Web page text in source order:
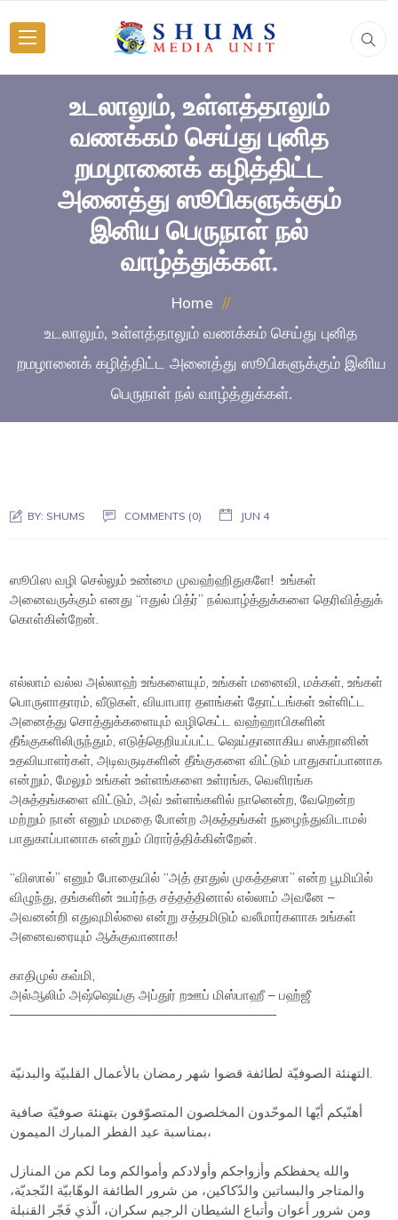
உடலாலும், உள்ளத்தாலும்
வணக்கம் செய்து புனித
றமழானைக் கழித்திட்ட
அனைத்து ஸூபிகளுக்கும்
இனிய பெருநாள் நல்
வாழ்த்துக்கள்.
Home
உடலாலும், உள்ளத்தாலும் வணக்கம் செய்து புனித
றமழானைக் கழித்திட்ட அனைத்து ஸூபிகளுக்கும் இனிய
பெருநாள் நல் வாழ்த்துக்கள்.
BY: SHUMS COMMENTS (0) JUN 4
ஸூபிஸ வழி செல்லும் உண்மை முவஹ்ஹிதுகளே! உங்கள்
அனைவருக்கும் எனது “ஈதுல் பித்ர்” நல்வாழ்த்துக்களை தெரிவித்துக்
கொள்கின்றேன்.
எல்லாம் வல்ல அல்லாஹ் உங்களையும், உங்கள் மனைவி, மக்கள், உங்கள்
பொருளாதாரம், வீடுகள், வியாபார தளங்கள் தோட்டங்கள் உள்ளிட்ட
அனைத்து சொத்துக்களையும் வழிகெட்ட வஹ்ஹாபிகளின்
தீங்குகளிலிருந்தும், எடுத்தெறியப்பட்ட ஷெய்தானாகிய ஸக்றானின்
உதவியாளர்கள், அடிவருடிகளின் தீங்குகளை விட்டும் பாதுகாப்பானாக
என்றும், மேலும் உங்கள் உள்ளங்களை உள்ரங்க, வெளிரங்க
அசுத்தங்களை விட்டும், அவ் உள்ளங்களில் நானென்ற, வேறென்ற
மற்றும் நான் எனும் மமதை போன்ற அசுத்தங்கள் நுழைந்துவிடாமல்
பாதுகாப்பானாக என்றும் பிரார்த்திக்கின்றேன்.
“விஸால்” எனும் போதையில் “அத் தாதுல் முகத்தஸா” என்ற பூமியில்
விழுந்து, தங்களின் உயர்ந்த சத்தத்தினால் எல்லாம் அவனே –
அவனன்றி எதுவுமில்லை என்று சத்தமிடும் வலீமார்களாக உங்கள்
அனைவரையும் ஆக்குவானாக!
காதிமுல் கவ்மி,
அல்ஆலிம் அஷ்ஷெய்கு அப்துர் றஊப் மிஸ்பாஹீ – பஹ்ஜீ
————————————————————
التهنئة الصوفيّة لطائفة قضوا شهر رمضان بالأعمال القلبيّة والبدنيّة.
أهنّيكم أيّها الموحّدون المخلصون المتصوّفون بتهنئة صوفيّة صافية
بمناسبة عيد الفطر المبارك الميمون،
والله يحفظكم وأزواجكم وأولادكم وأموالكم وما لكم من المنازل
والمتاجر والبساتين والدّكاكين، من شرور الطائفة الوهّابيّة النّجديّة،
ومن شرور أعوان وأتباع الشيطان الرجيم سكران، الّذي فَجّر القنبلة